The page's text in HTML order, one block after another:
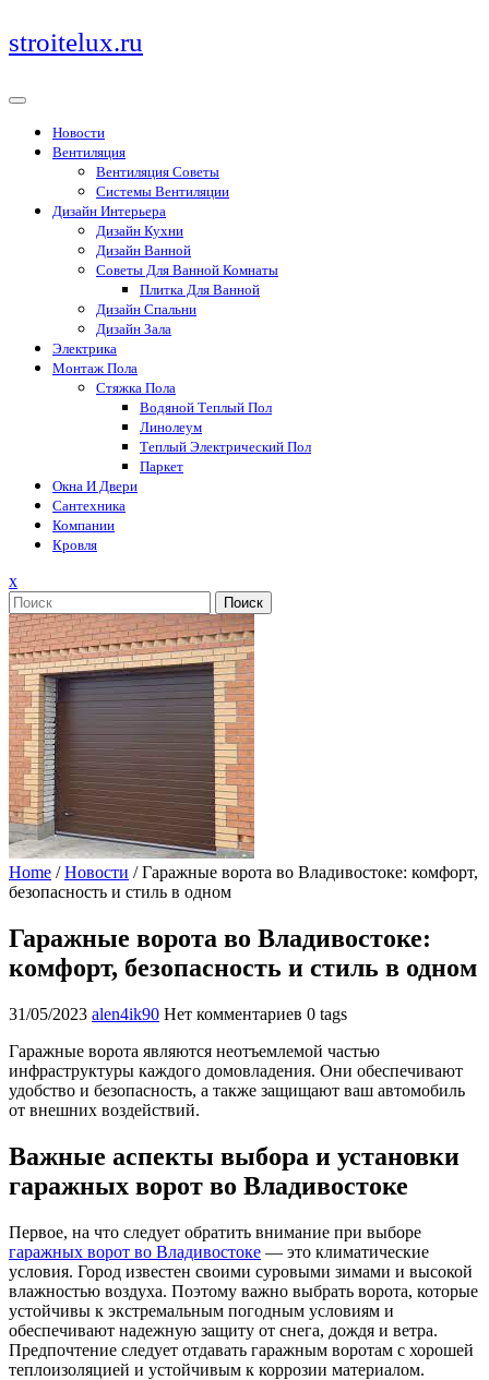
Перейти
к
stroitelux.ru
Новости
Вентиляция
Вентиляция Советы
Системы Вентиляции
Дизайн Интерьера
Дизайн Кухни
Дизайн Ванной
Советы Для Ванной Комнаты
Плитка Для Ванной
Дизайн Спальни
Дизайн Зала
Электрика
Монтаж Пола
Стяжка Пола
Водяной Теплый Пол
Линолеум
Теплый Электрический Пол
Паркет
Окна И Двери
Сантехника
Компании
Кровля
xЗакрыть
меню
Поиск
Home /Новости /Гаражные ворота во Владивостоке: комфорт,
безопасность и стиль в одном
Гаражные ворота во Владивостоке:
комфорт, безопасность и стиль в одном
31/05/2023 alen4ik90 Нет комментариев 0 tags
Гаражные ворота являются неотъемлемой частью
инфраструктуры каждого домовладения. Они обеспечивают
удобство и безопасность, а также защищают ваш автомобиль
от внешних воздействий.
Важные аспекты выбора и установки
гаражных ворот во Владивостоке
Первое, на что следует обратить внимание при выборе
гаражных ворот во Владивостоке — это климатические
условия. Город известен своими суровыми зимами и высокой
влажностью воздуха. Поэтому важно выбрать ворота, которые
устойчивы к экстремальным погодным условиям и
обеспечивают надежную защиту от снега, дождя и ветра.
Предпочтение следует отдавать гаражным воротам с хорошей
теплоизоляцией и устойчивым к коррозии материалом.